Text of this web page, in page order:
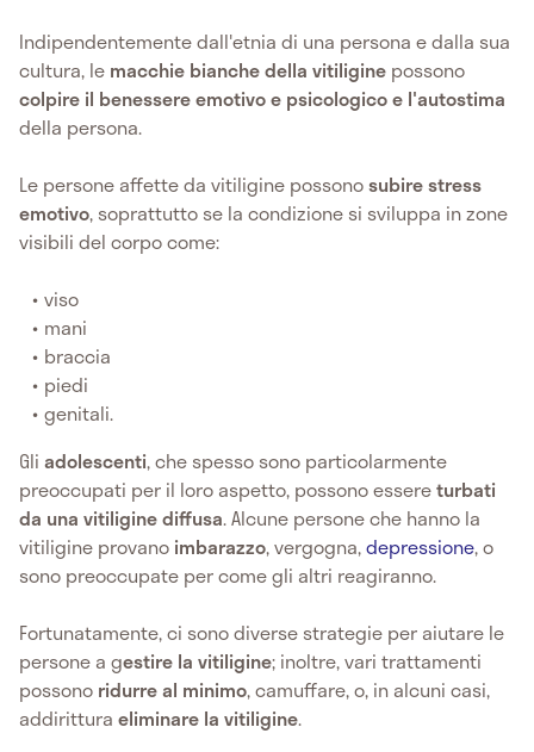
Indipendentemente dall'etnia di una persona e dalla sua
cultura, le macchie bianche della vitiligine possono
colpire il benessere emotivo e psicologico e l'autostima
della persona.
Le persone affette da vitiligine possonosubire stress
emotivo, soprattutto se la condizione si sviluppa in zone
visibili del corpo come:
viso
mani
braccia
piedi
genitali.
Gli adolescenti, che spesso sono particolarmente
preoccupati per il loro aspetto, possono essereturbati
da una vitiligine diffusa. Alcune persone che hanno la
vitiligine provano imbarazzo, vergogna,depressione, o
sono preoccupate per come gli altri reagiranno.
Fortunatamente, ci sono diverse strategie per aiutare le
persone a gestire la vitiligine; inoltre, vari trattamenti
possono ridurre al minimo, camuffare, o, in alcuni casi,
addirittura eliminare la vitiligine.